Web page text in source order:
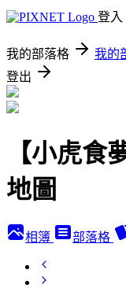
登入
我的部落格 我的
登出
【小虎食
地圖
相簿 部落格